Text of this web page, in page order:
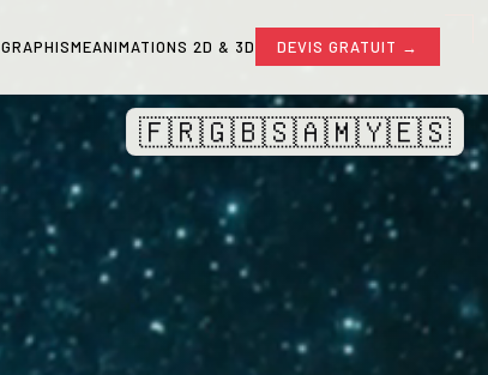
GRAPHISMEANIMATIONS 2D & 3D DEVIS GRATUIT →
🇫🇷🇬🇧🇸🇦🇲🇾🇪🇸